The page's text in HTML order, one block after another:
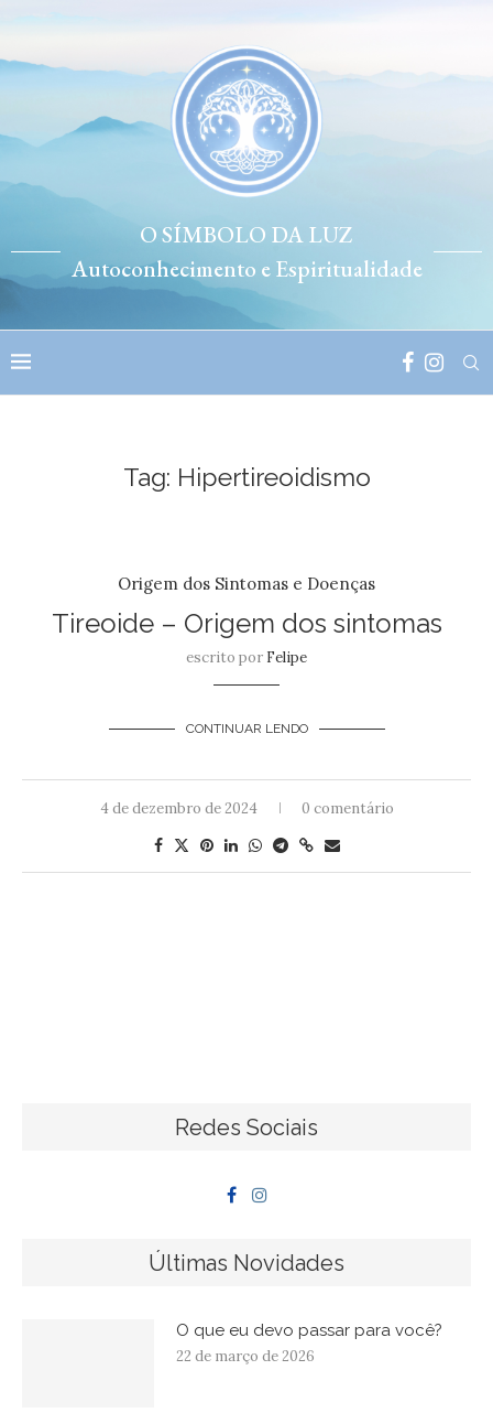
O SÍMBOLO DA LUZ
Autoconhecimento e Espiritualidade
Tag: Hipertireoidismo
Origem dos Sintomas e Doenças
Tireoide – Origem dos sintomas
escrito por Felipe
CONTINUAR LENDO
4 de dezembro de 2024 0 comentário
Redes Sociais
Últimas Novidades
O que eu devo passar para você?
22 de março de 2026